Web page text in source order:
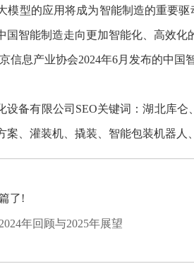
模型的应用将成为智能制造的重要
国智能制造走向更加智能化、高效化
信息产业协会2024年6月发布的中国
设备有限公司SEO关键词：湖北库仑
案、灌装机、撬装、智能包装机器人
了!
年回顾与2025年展望